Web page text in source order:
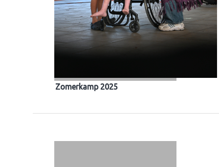
Zomerkamp 2025